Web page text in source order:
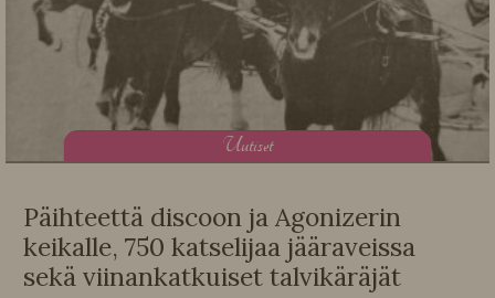
Uutiset
Päihteettä discoon ja Agonizerin
keikalle, 750 katselijaa jääraveissa
sekä viinankatkuiset talvikäräjät